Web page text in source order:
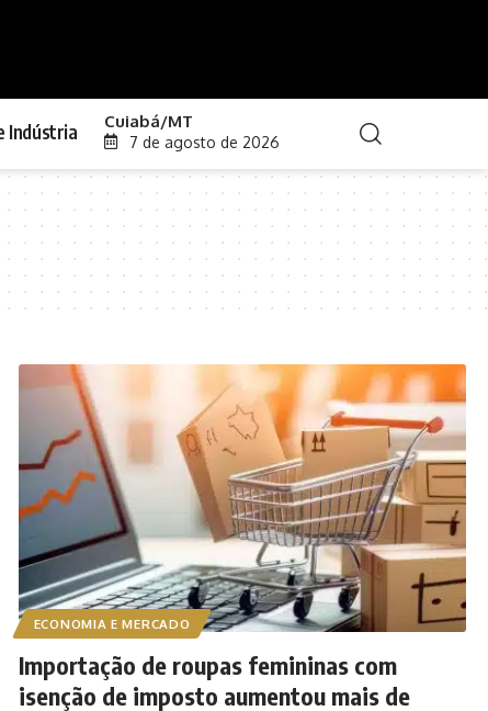
Indústria Cuiabá/MT
7 de agosto de 2026
ECONOMIA E MERCADO
Importação de roupas femininas com
isenção de imposto aumentou mais de